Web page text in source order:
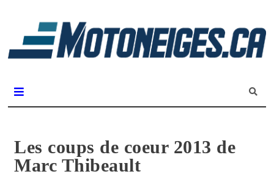
Les coups de coeur 2013 de
Marc Thibeault